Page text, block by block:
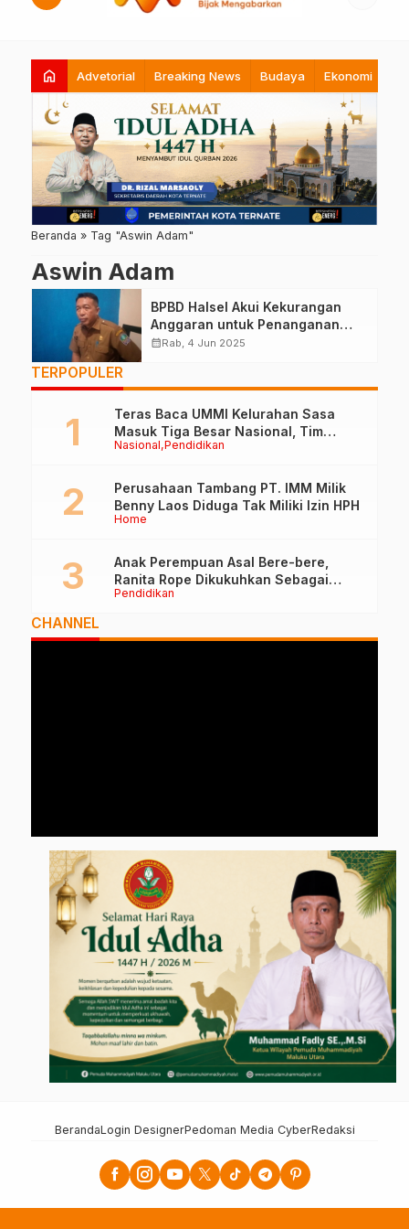
home Advetorial Breaking News Budaya Ekonomi
Beranda » Tag "Aswin Adam"
Aswin Adam
BPBD Halsel Akui Kekurangan
Anggaran untuk Penanganan
Bencana Alam
calendar_monthRab, 4 Jun 2025
TERPOPULER
Nasional Pendidikan
Teras Baca UMMI Kelurahan Sasa
Masuk Tiga Besar Nasional, Tim
Penilai Lakukan Visitasi di Ternate
Home
Perusahaan Tambang PT. IMM Milik
Benny Laos Diduga Tak Miliki Izin HPH
Pendidikan
Anak Perempuan Asal Bere-bere,
Ranita Rope Dikukuhkan Sebagai
Guru Besar dan Rektor Ummu
CHANNEL
BerandaLogin DesignerPedoman Media CyberRedaksi